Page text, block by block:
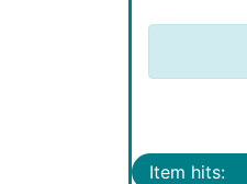
Item hits: